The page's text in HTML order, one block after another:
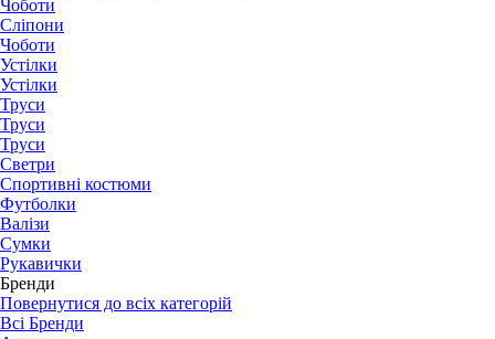
Чоботи
Сліпони
Чоботи
Устілки
Устілки
Труси
Труси
Труси
Светри
Спортивні костюми
Футболки
Валізи
Сумки
Рукавички
Бренди
Повернутися до всіх категорій
Всі Бренди